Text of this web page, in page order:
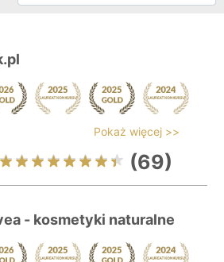
Pokaż więcej >>
(69)
- kosmetyki naturalne